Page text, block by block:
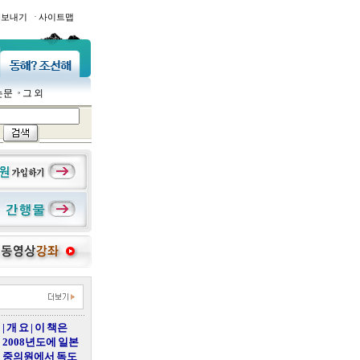
내기 · 사이트맵
문 그 외
| 개 요 | 이 책은
2008년도에 일본
중의원에서 독도